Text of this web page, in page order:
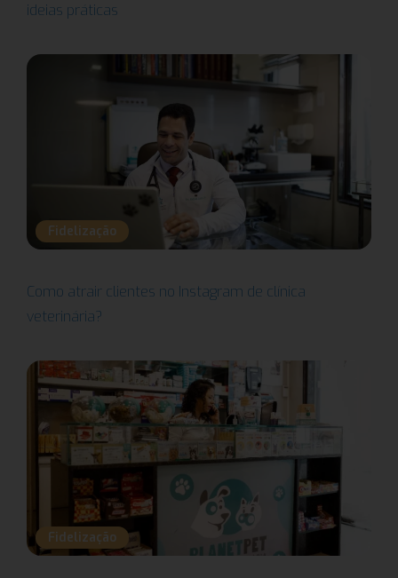
ideias práticas
Fidelização
Como atrair clientes no Instagram de clínica
veterinária?
Fidelização